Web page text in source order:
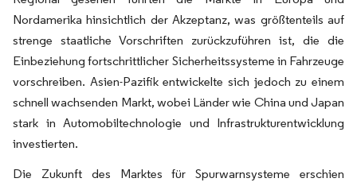
Nordamerika hinsichtlich der Akzeptanz, was größtenteils auf
strenge staatliche Vorschriften zurückzuführen ist, die die
Einbeziehung fortschrittlicher Sicherheitssysteme in Fahrzeuge
vorschreiben. Asien-Pazifik entwickelte sich jedoch zu einem
schnell wachsenden Markt, wobei Länder wie China und Japan
stark in Automobiltechnologie und Infrastrukturentwicklung
investierten.
Die Zukunft des Marktes für Spurwarnsysteme erschien